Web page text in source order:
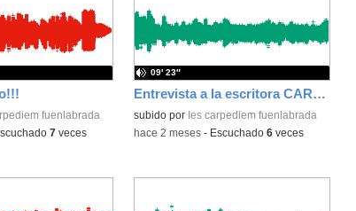
fuenlabrada
7veces
Entrevista a la escritora CARE SANTOS (22/05/2025)
subido por Ies carpediem fuenlabrada
09′ 23″
-hace 2 meses- Escuchado 6veces